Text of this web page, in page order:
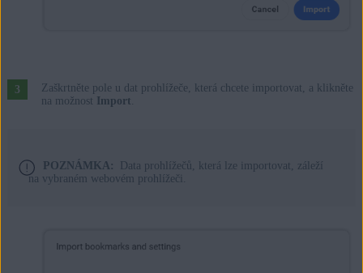
Zaškrtněte pole u dat prohlížeče, která chcete importovat, a klikněte
na možnost
Import.
POZNÁMKA:
Data prohlížečů, která lze importovat, záleží
na vybraném webovém prohlížeči.